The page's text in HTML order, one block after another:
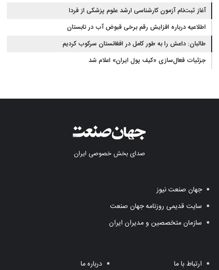
آغاز ثبت‌نام‌ آزمون کارشناسی ارشد علوم پزشکی از فردا
اطلاعیه درباره افزایش رقم برخی قبوض آب در تابستان
طالبان: داعش را به طور کامل در افغانستان سرکوب کردیم
جزئیات فعال‌سازی «کیف پول ایران» اعلام شد
صدای بخش خصوصی ایران
جهان صنعت نیوز
سایت قدیمی روزنامه جهان صنعت
سازمان متخصصین و مدیران ایران
ارتباط با ما درباره ما